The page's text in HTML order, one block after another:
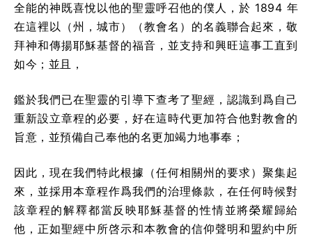
全能的神既喜悅以他的聖靈呼召他的僕人，於 1894 年
在這裡以（州，城市）（教會名）的名義聯合起來，敬
拜神和傳揚耶穌基督的福音，並支持和興旺這事工直到
如今；並且，
鑑於我們已在聖靈的引導下查考了聖經，認識到爲自己
重新設立章程的必要，好在這時代更加符合他對教會的
旨意，並預備自己奉他的名更加竭力地事奉；
因此，現在我們特此根據（任何相關州的要求）聚集起
來，並採用本章程作爲我們的治理條款，在任何時候對
該章程的解釋都當反映耶穌基督的性情並將榮耀歸給
他，正如聖經中所啓示和本教會的信仰聲明和盟約中所